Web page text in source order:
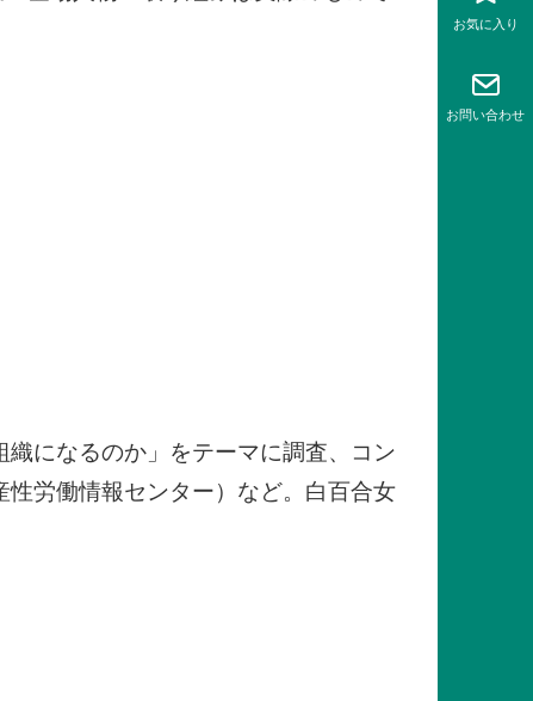
になるのか」をテーマに調査、コン
労働情報センター）など。白百合女
お気に入り
お問い合わせ